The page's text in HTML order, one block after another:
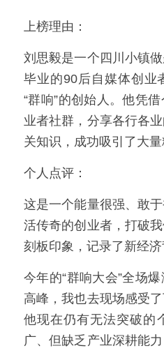
上榜理由：
刘思毅是一个四川小镇
毕业的90后自媒体创业
“群响”的创始人。他凭
业者社群，分享各行各
关知识，成功吸引了大量
个人点评：
这是一个能量很强、敢
活传奇的创业者，打破
刻板印象，记录了新经济
今年的“群响大会”全场
高峰，我也去现场感受
他现在仍有无法突破的
广、但缺乏产业深耕能